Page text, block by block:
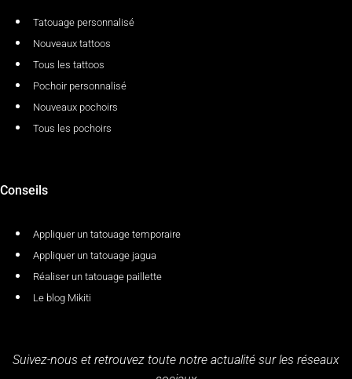
Tatouage personnalisé
Nouveaux tattoos
Tous les tattoos
Pochoir personnalisé
Nouveaux pochoirs
Tous les pochoirs
Conseils
Appliquer un tatouage temporaire
Appliquer un tatouage jagua
Réaliser un tatouage paillette
Le blog Mikiti
Suivez-nous et retrouvez toute notre actualité sur les réseaux